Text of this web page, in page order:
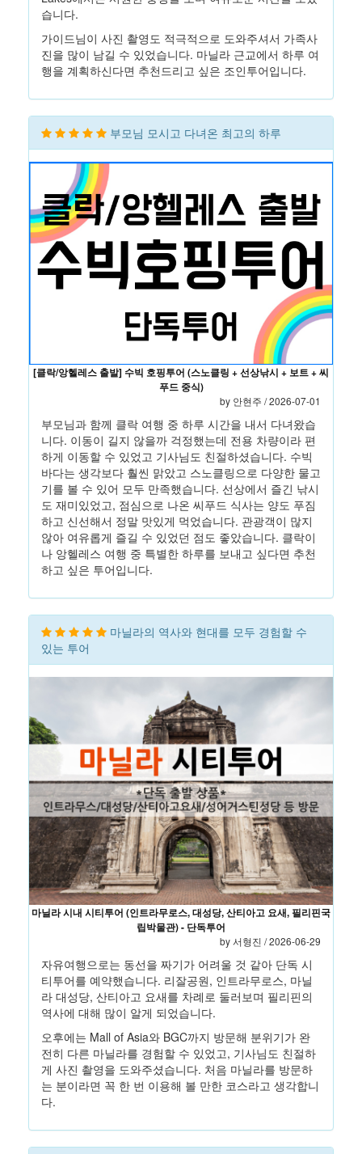
습니다.
가이드님이 사진 촬영도 적극적으로 도와주셔서 가족사
진을 많이 남길 수 있었습니다. 마닐라 근교에서 하루 여
행을 계획하신다면 추천드리고 싶은 조인투어입니다.
부모님 모시고 다녀온 최고의 하루
[클락/앙헬레스 출발] 수빅 호핑투어 (스노클링 + 선상낚시 + 보트 + 씨
푸드 중식)
by 안현주 / 2026-07-01
부모님과 함께 클락 여행 중 하루 시간을 내서 다녀왔습
니다. 이동이 길지 않을까 걱정했는데 전용 차량이라 편
하게 이동할 수 있었고 기사님도 친절하셨습니다. 수빅
바다는 생각보다 훨씬 맑았고 스노클링으로 다양한 물고
기를 볼 수 있어 모두 만족했습니다. 선상에서 즐긴 낚시
도 재미있었고, 점심으로 나온 씨푸드 식사는 양도 푸짐
하고 신선해서 정말 맛있게 먹었습니다. 관광객이 많지
않아 여유롭게 즐길 수 있었던 점도 좋았습니다. 클락이
나 앙헬레스 여행 중 특별한 하루를 보내고 싶다면 추천
하고 싶은 투어입니다.
마닐라의 역사와 현대를 모두 경험할 수
있는 투어
마닐라 시내 시티투어 (인트라무로스, 대성당, 산티아고 요새, 필리핀국
립박물관) - 단독투어
by 서형진 / 2026-06-29
자유여행으로는 동선을 짜기가 어려울 것 같아 단독 시
티투어를 예약했습니다. 리잘공원, 인트라무로스, 마닐
라 대성당, 산티아고 요새를 차례로 둘러보며 필리핀의
역사에 대해 많이 알게 되었습니다.
오후에는 Mall of Asia와 BGC까지 방문해 분위기가 완
전히 다른 마닐라를 경험할 수 있었고, 기사님도 친절하
게 사진 촬영을 도와주셨습니다. 처음 마닐라를 방문하
는 분이라면 꼭 한 번 이용해 볼 만한 코스라고 생각합니
다.